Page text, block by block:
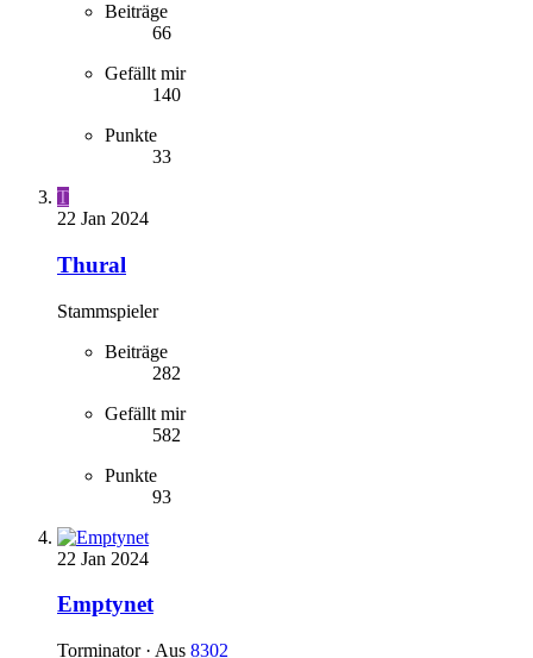
Beiträge
66
Gefällt mir
140
Punkte
33
T
22 Jan 2024
Thural
Stammspieler
Beiträge
282
Gefällt mir
582
Punkte
93
22 Jan 2024
Emptynet
Torminator · Aus 8302